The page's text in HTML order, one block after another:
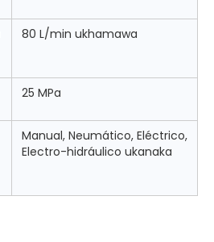
80 L/min ukhamawa
25 MPa
Manual, Neumático, Eléctrico,
Electro-hidráulico ukanaka